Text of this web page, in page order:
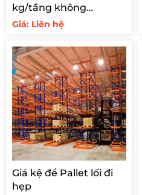
Với tải trọng 1000kg/tầng
kệ là 2300mmm nên phù
cho mỗi pallet.
Phía dưới là không gian
pallet 1200x1200mm
không giới hạn trọng lượng.
kg/tầng không
support
Giá: Liên hệ
Giá kệ để Pallet lối đi
hẹp